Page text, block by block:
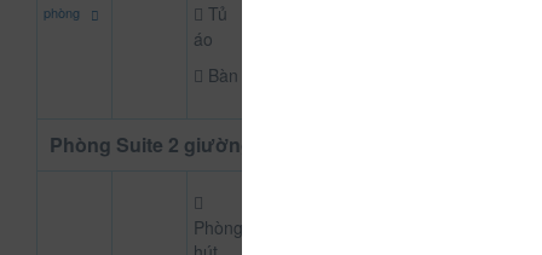
phòng
Tủ
áo
Bàn
Phòng Suite 2 giường
Phòng